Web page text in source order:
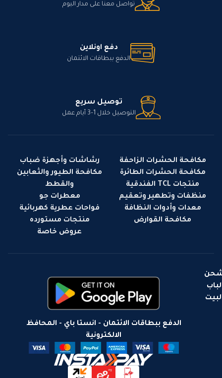
تواصل معنا على مدار اليوم
دفع اونلاين
الدفع ببطاقات الائتمان
توصيل سريع
التوصيل خلال 1–3 أيام عمل
مكافحة الحشرات الزاحفة
مكافحة الحشرات الطائرة
منتجات TCL الفندقية
منظفات وتطهير وتعقيم
معدات وأدوات النظافة
مكافحة القوارض
رشاشات وأجهزة ضباب
مكافحة الطيور والثعابين
والقطط
معطرات جو
فواحات عطرية كهربائية
منتجات مستورده
عروض خاصة
لباب
الدفع ببطاقات الائتمان - انستا باي - المحافظ
الالكترونية